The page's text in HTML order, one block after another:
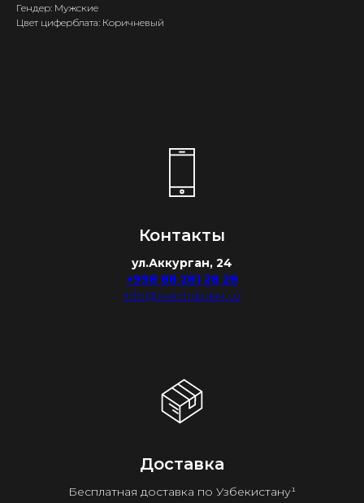
Гендер: Мужские
Цвет циферблата: Коричневый
Контакты
ул.Аккурган, 24
+998 88 281 28 28
info@watchdealer.uz
Доставка
Бесплатная доставка по Узбекистану¹